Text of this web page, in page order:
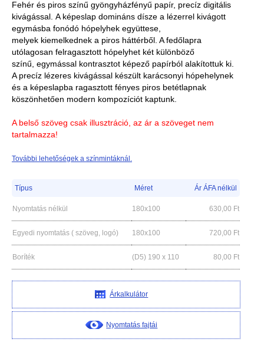
Fehér és piros színű gyöngyházfényű papír, precíz digitális
kivágással. A képeslap domináns dísze a lézerrel kivágott
egymásba fonódó hópelyhek együttese,
melyek kiemelkednek a piros háttérből. A fedőlapra
utólagosan felragasztott hópelyhet két különböző
színű, egymással kontrasztot képező papírból alakítottuk ki.
A precíz lézeres kivágással készült karácsonyi hópehelynek
és a képeslapba ragasztott fényes piros betétlapnak
köszönhetően modern kompozíciót kaptunk.
A belső szöveg csak illusztráció, az ár a szöveget nem
tartalmazza!
További lehetőségek a színmintáknál.
Típus Méret Ár ÁFA nélkül
Nyomtatás nélkül 180x100 630,00 Ft
Egyedi nyomtatás ( szöveg, logó) 180x100 720,00 Ft
Boríték (D5) 190 x 110 80,00 Ft
Árkalkulátor
Nyomtatás fajtái